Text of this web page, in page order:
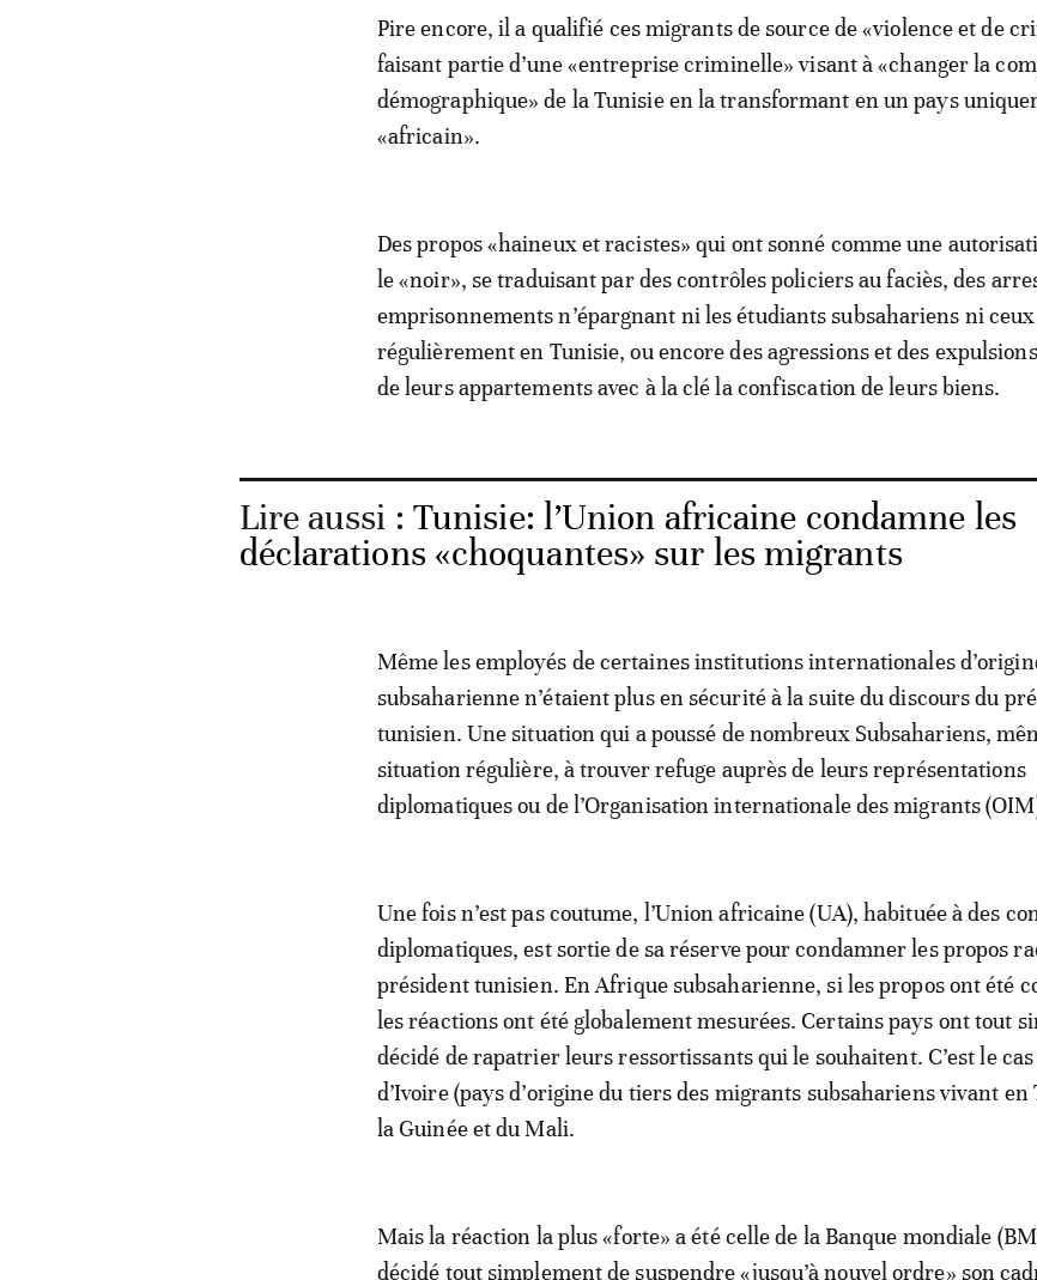
Pire encore, il a qualifié ces migrants de source de «violence et de
faisant partie d’une «entreprise criminelle» visant à «changer la
démographique» de la Tunisie en la transformant en un pays
«africain».
Des propos «haineux et racistes» qui ont sonné comme une
le «noir», se traduisant par des contrôles policiers au faciès, des
emprisonnements n’épargnant ni les étudiants subsahariens ni
régulièrement en Tunisie, ou encore des agressions et des
de leurs appartements avec à la clé la confiscation de leurs biens.
Lire aussi : Tunisie: l’Union africaine condamne les
déclarations «choquantes» sur les migrants
Même les employés de certaines institutions internationales
subsaharienne n’étaient plus en sécurité à la suite du discours du
tunisien. Une situation qui a poussé de nombreux Subsahariens,
situation régulière, à trouver refuge auprès de leurs représentations
diplomatiques ou de l’Organisation internationale des migrants
Une fois n’est pas coutume, l’Union africaine (UA), habituée à des
diplomatiques, est sortie de sa réserve pour condamner les propos
président tunisien. En Afrique subsaharienne, si les propos ont été
les réactions ont été globalement mesurées. Certains pays ont tout
décidé de rapatrier leurs ressortissants qui le souhaitent. C’est le cas
d’Ivoire (pays d’origine du tiers des migrants subsahariens vivant en
la Guinée et du Mali.
Mais la réaction la plus «forte» a été celle de la Banque mondiale
décidé tout simplement de suspendre «jusqu’à nouvel ordre» son